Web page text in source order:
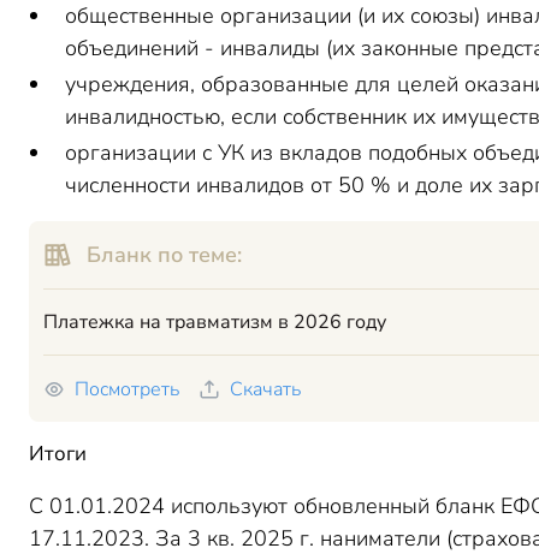
общественные организации (и их союзы)
объединений - инвалиды (их законные
учреждения, образованные для целей
инвалидностью, если собственник их
организации с УК из вкладов подобных
численности инвалидов от 50 % и доле их
Бланк по теме:
Платежка на травматизм в 2026 году
Посмотреть Скачать
Итоги
С 01.01.2024 используют обновленный бланк
17.11.2023. За 3 кв. 2025 г. наниматели